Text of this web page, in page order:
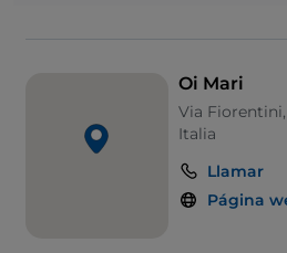
Oi Mari
Via Fiorentini,
Italia
Llamar
Página